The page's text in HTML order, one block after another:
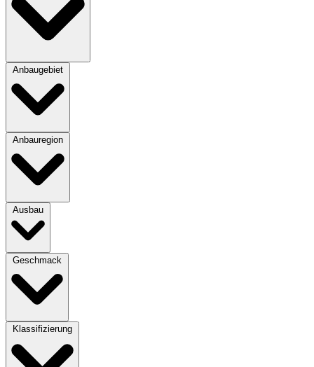
Anbaugebiet
Anbauregion
Ausbau
Geschmack
Klassifizierung